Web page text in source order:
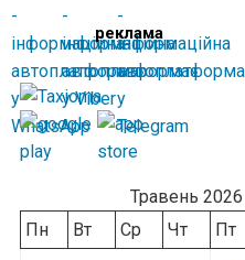
реклама
Травень 2026
Пн
Вт Ср Чт Пт